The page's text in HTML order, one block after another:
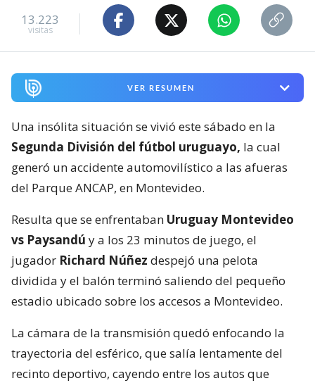
13.223
visitas
VER RESUMEN
Una insólita situación se vivió este sábado en la
Segunda División del fútbol uruguayo, la cual
generó un accidente automovilístico a las afueras
del Parque ANCAP, en Montevideo.
Resulta que se enfrentaban Uruguay Montevideo
vs Paysandú y a los 23 minutos de juego, el
jugador Richard Núñez despejó una pelota
dividida y el balón terminó saliendo del pequeño
estadio ubicado sobre los accesos a Montevideo.
La cámara de la transmisión quedó enfocando la
trayectoria del esférico, que salía lentamente del
recinto deportivo, cayendo entre los autos que